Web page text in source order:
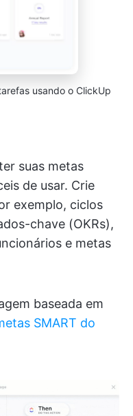
usando o ClickUp
suas metas
de usar. Crie
exemplo, ciclos
chave (OKRs),
e metas
baseada em
SMART do